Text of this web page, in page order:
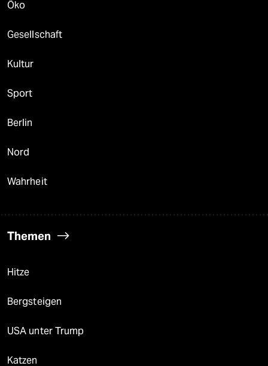
Öko
Gesellschaft
Kultur
Sport
Berlin
Nord
Wahrheit
Themen
Hitze
Bergsteigen
USA unter Trump
Katzen